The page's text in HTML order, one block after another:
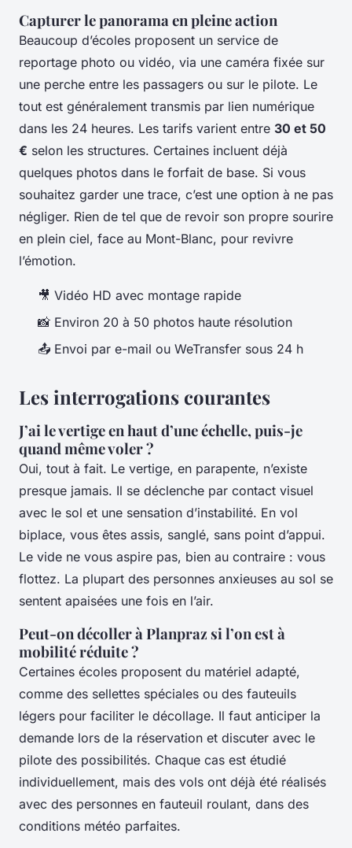
Capturer le panorama en pleine action
Beaucoup d’écoles proposent un service de
reportage photo ou vidéo, via une caméra fixée sur
une perche entre les passagers ou sur le pilote. Le
tout est généralement transmis par lien numérique
dans les 24 heures. Les tarifs varient entre 30 et 50
€ selon les structures. Certaines incluent déjà
quelques photos dans le forfait de base. Si vous
souhaitez garder une trace, c’est une option à ne pas
négliger. Rien de tel que de revoir son propre sourire
en plein ciel, face au Mont-Blanc, pour revivre
l’émotion.
🎥 Vidéo HD avec montage rapide
📸 Environ 20 à 50 photos haute résolution
📤 Envoi par e-mail ou WeTransfer sous 24 h
Les interrogations courantes
J’ai le vertige en haut d’une échelle, puis-je
quand même voler ?
Oui, tout à fait. Le vertige, en parapente, n’existe
presque jamais. Il se déclenche par contact visuel
avec le sol et une sensation d’instabilité. En vol
biplace, vous êtes assis, sanglé, sans point d’appui.
Le vide ne vous aspire pas, bien au contraire : vous
flottez. La plupart des personnes anxieuses au sol se
sentent apaisées une fois en l’air.
Peut-on décoller à Planpraz si l’on est à
mobilité réduite ?
Certaines écoles proposent du matériel adapté,
comme des sellettes spéciales ou des fauteuils
légers pour faciliter le décollage. Il faut anticiper la
demande lors de la réservation et discuter avec le
pilote des possibilités. Chaque cas est étudié
individuellement, mais des vols ont déjà été réalisés
avec des personnes en fauteuil roulant, dans des
conditions météo parfaites.